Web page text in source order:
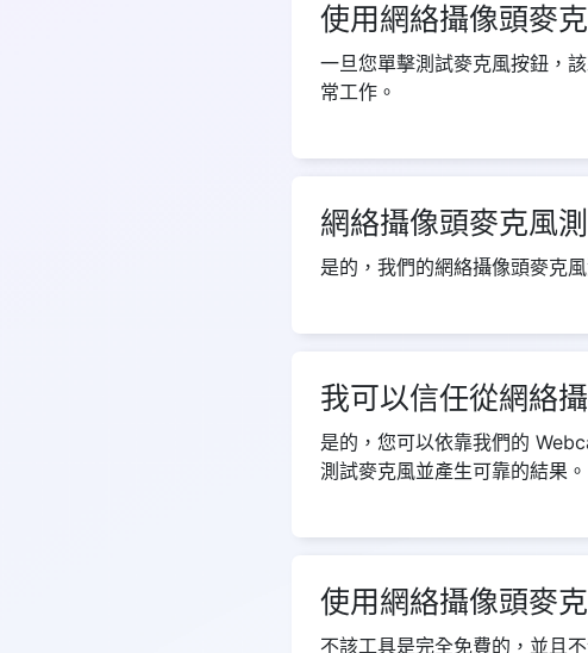
使用網絡攝像頭麥
一旦您單擊測試麥克風按鈕，
常工作。
網絡攝像頭麥克風
是的，我們的網絡攝像頭麥克
我可以信任從網絡
是的，您可以依靠我們的
測試麥克風並產生可靠的結果。
使用網絡攝像頭麥
不該工具是完全免費的，並且